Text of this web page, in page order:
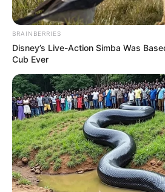
BRAINBERRIES
Disney’s Live-Action Simba Was
Cub Ever